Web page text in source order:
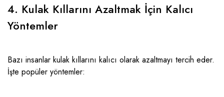
4. Kulak Kıllarını Azaltmak İçin Kalıcı
Yöntemler
Bazı insanlar kulak kıllarını kalıcı olarak azaltmayı tercih eder.
İşte popüler yöntemler: